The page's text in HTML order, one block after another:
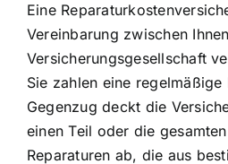
Eine
Vereinbarung zwischen
Versicherungsgesellschaft
Sie zahlen eine regelmäßige
Gegenzug deckt die
einen Teil oder die
Reparaturen ab, die aus